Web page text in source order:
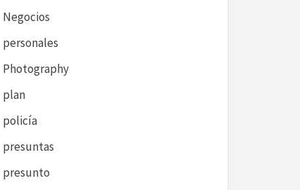
Negocios
personales
Photography
plan
policía
presuntas
presunto